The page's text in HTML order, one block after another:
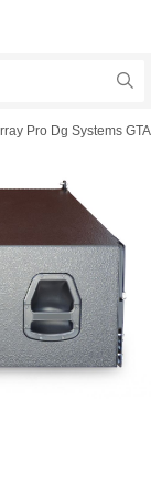
Pro Dg Systems